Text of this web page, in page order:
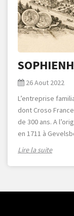
26 Aout 2022
L’entreprise
dont Croso
de 300 ans. A
en 1711 à
Lire la suite